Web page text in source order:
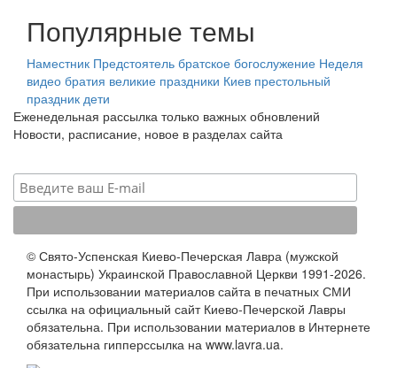
Популярные темы
Наместник Предстоятель братское богослужение Неделя
видео братия великие праздники Киев престольный
праздник дети
Еженедельная рассылка только важных обновлений
Новости, расписание, новое в разделах сайта
© Свято-Успенская Киево-Печерская Лавра (мужской
монастырь) Украинской Православной Церкви 1991-2026.
При использовании материалов сайта в печатных СМИ
ссылка на официальный сайт Киево-Печерской Лавры
обязательна. При использовании материалов в Интернете
обязательна гипперссылка на www.lavra.ua.